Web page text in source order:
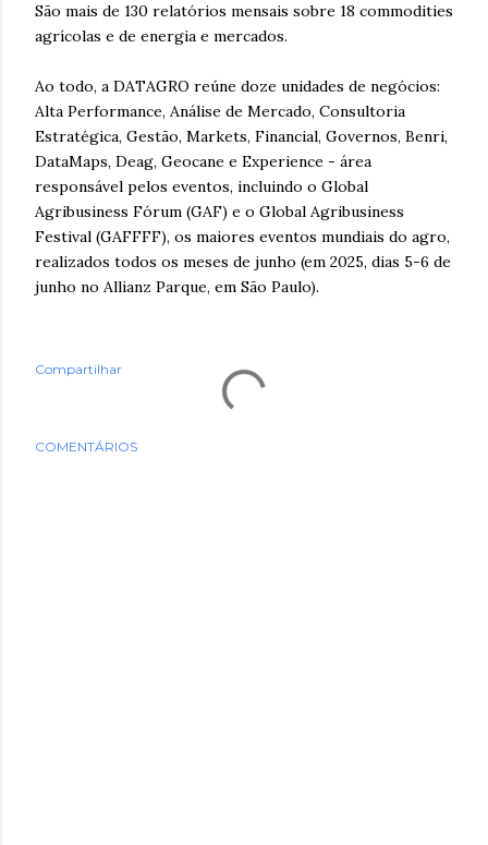
São mais de 130 relatórios mensais sobre 18 commodities
agrícolas e de energia e mercados.
Ao todo, a DATAGRO reúne doze unidades de negócios:
Alta Performance, Análise de Mercado, Consultoria
Estratégica, Gestão, Markets, Financial, Governos, Benri,
DataMaps, Deag, Geocane e Experience - área
responsável pelos eventos, incluindo o Global
Agribusiness Fórum (GAF) e o Global Agribusiness
Festival (GAFFFF), os maiores eventos mundiais do agro,
realizados todos os meses de junho (em 2025, dias 5-6 de
junho no Allianz Parque, em São Paulo).
Compartilhar
COMENTÁRIOS